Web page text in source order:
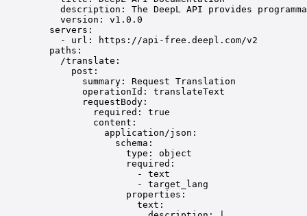
description: The DeepL API provides
version: v1.0.0
servers:
- url: https://api-free.deepl.com/v2
paths:
/translate:
post:
summary: Request Translation
operationId: translateText
requestBody:
required: true
content:
application/json:
schema:
type: object
required:
- text
- target_lang
properties:
text: